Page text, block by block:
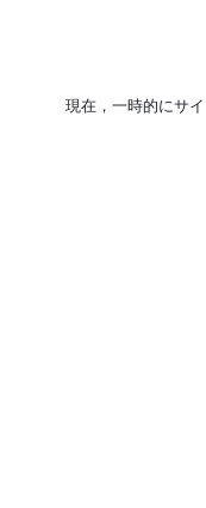
現在，一時的にサ